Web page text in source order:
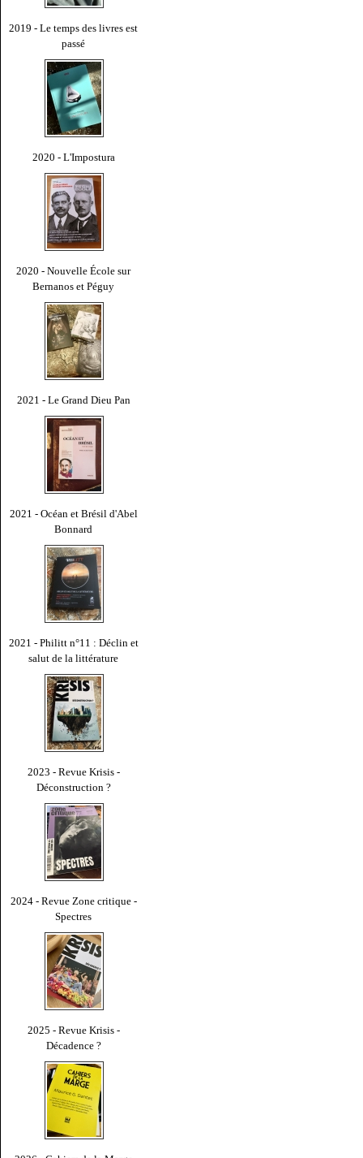
2019 - Le temps des livres est
passé
2020 - L'Impostura
2020 - Nouvelle École sur
Bernanos et Péguy
2021 - Le Grand Dieu Pan
2021 - Océan et Brésil d'Abel
Bonnard
2021 - Philitt n°11 : Déclin et
salut de la littérature
2023 - Revue Krisis -
Déconstruction ?
2024 - Revue Zone critique -
Spectres
2025 - Revue Krisis -
Décadence ?